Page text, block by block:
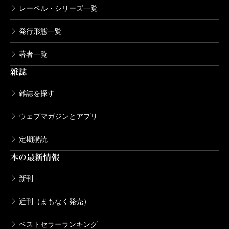
レーベル・シリーズ一覧
発行形態一覧
著者一覧
雑誌
雑誌を探す
ウェブマガジンとアプリ
定期購読
本の最新情報
新刊
近刊（まもなく発売）
ベストセラーランキング